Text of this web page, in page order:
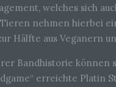
welches sich
nehmen hierbei
Hälfte aus Veganern
Bandhistorie können
erreichte Platin